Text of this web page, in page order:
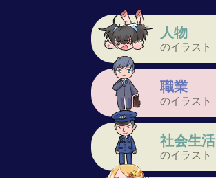
人物
のイラスト
職業
のイラスト
社会生活
のイラスト